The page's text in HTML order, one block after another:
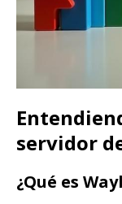
servidor
¿Qué es